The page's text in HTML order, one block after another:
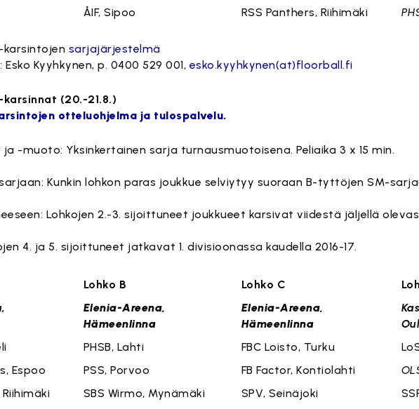
ÅIF, Sipoo RSS Panthers, Riihimäki
sarjajärjestelmä
Kyyhkynen, p. 0400 529 001, esko.kyyhkynen(at)floorball.fi
(20.-21.8.)
otteluohjelma ja tulospalvelu.
-muoto: Yksinkertainen sarja turnausmuotoisena. Peliaika 3 x 15 min.
Kunkin lohkon paras joukkue selviytyy suoraan B-tyttöjen SM-
Lohkojen 2.-3. sijoittuneet joukkueet karsivat viidestä jäljellä
4. ja 5. sijoittuneet jatkavat 1. divisioonassa kaudella 2016-17.
A Lohko B Lohko C
Elenia-Areena,
Hämeenlinna
Elenia-Areena,
Hämeenlinna
PHSB, Lahti FBC Loisto, Turku
Espoo
PSS, Porvoo FB Factor, Kontiolahti
SBS Wirmo, Mynämäki SPV, Seinäjoki